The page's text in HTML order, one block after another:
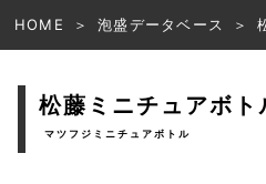
HOME 泡盛データベース
松藤ミニチュアボト
マツフジミニチュアボトル